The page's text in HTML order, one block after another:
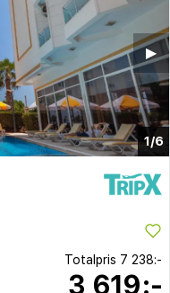
1/6
▶︎
Totalpris 7 238:-
3 619:-